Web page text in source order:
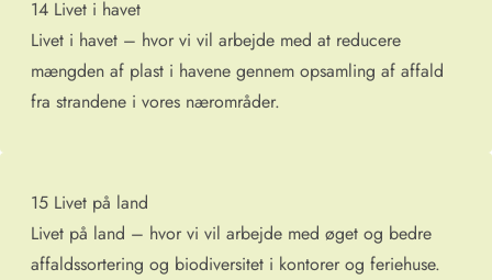
14 Livet i havet
Livet i havet – hvor vi vil arbejde med at reducere
mængden af plast i havene gennem opsamling af affald
fra strandene i vores nærområder.
15 Livet på land
Livet på land – hvor vi vil arbejde med øget og bedre
affaldssortering og biodiversitet i kontorer og feriehuse.